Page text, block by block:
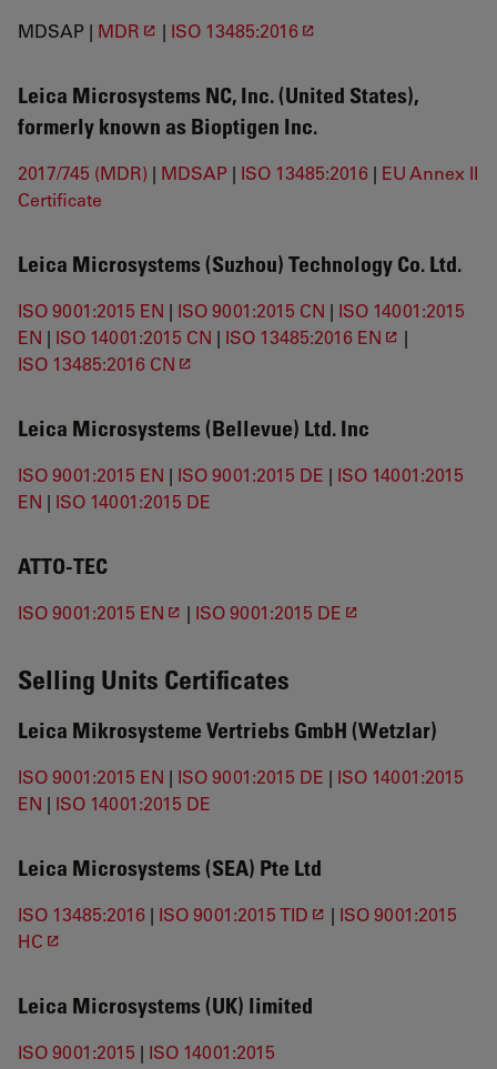
MDSAP | MDR | ISO 13485:2016
Leica Microsystems NC, Inc. (United States),
formerly known as Bioptigen Inc.
2017/745 (MDR) | MDSAP | ISO 13485:2016 | EU Annex II
Certificate
Leica Microsystems (Suzhou) Technology Co. Ltd.
ISO 9001:2015 EN | ISO 9001:2015 CN | ISO 14001:2015
EN | ISO 14001:2015 CN | ISO 13485:2016 EN
|
ISO 13485:2016 CN
Leica Microsystems (Bellevue) Ltd. Inc
ISO 9001:2015 EN | ISO 9001:2015 DE | ISO 14001:2015
EN | ISO 14001:2015 DE
ATTO-TEC
ISO 9001:2015 EN | ISO 9001:2015 DE
Selling Units Certificates
Leica Mikrosysteme Vertriebs GmbH (Wetzlar)
ISO 9001:2015 EN | ISO 9001:2015 DE | ISO 14001:2015
EN | ISO 14001:2015 DE
Leica Microsystems (SEA) Pte Ltd
ISO 13485:2016 | ISO 9001:2015 TID | ISO 9001:2015
HC
Leica Microsystems (UK) limited
ISO 9001:2015 | ISO 14001:2015